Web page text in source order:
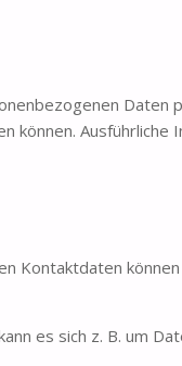
Daten
es sich z. B. um